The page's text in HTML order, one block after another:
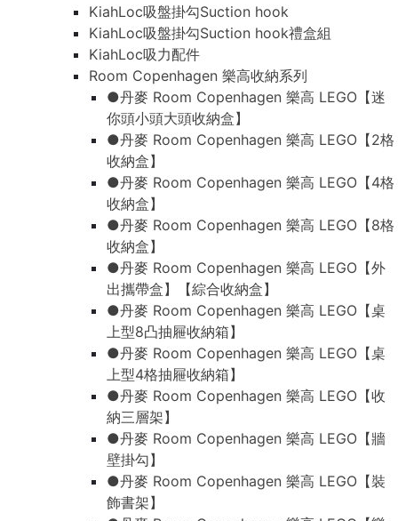
KiahLoc吸盤掛勾Suction hook
KiahLoc吸盤掛勾Suction hook禮盒組
KiahLoc吸力配件
Room Copenhagen 樂高收納系列
●丹麥 Room Copenhagen 樂高 LEGO【迷
你頭小頭大頭收納盒】
●丹麥 Room Copenhagen 樂高 LEGO【2格
收納盒】
●丹麥 Room Copenhagen 樂高 LEGO【4格
收納盒】
●丹麥 Room Copenhagen 樂高 LEGO【8格
收納盒】
●丹麥 Room Copenhagen 樂高 LEGO【外
出攜帶盒】【綜合收納盒】
●丹麥 Room Copenhagen 樂高 LEGO【桌
上型8凸抽屜收納箱】
●丹麥 Room Copenhagen 樂高 LEGO【桌
上型4格抽屜收納箱】
●丹麥 Room Copenhagen 樂高 LEGO【收
納三層架】
●丹麥 Room Copenhagen 樂高 LEGO【牆
壁掛勾】
●丹麥 Room Copenhagen 樂高 LEGO【裝
飾書架】